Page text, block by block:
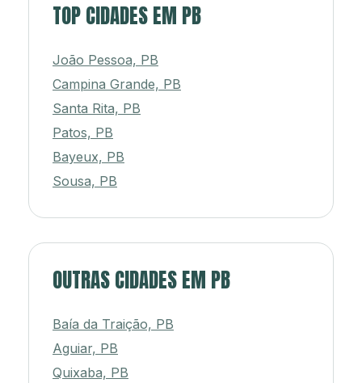
TOP CIDADES EM PB
João Pessoa, PB
Campina Grande, PB
Santa Rita, PB
Patos, PB
Bayeux, PB
Sousa, PB
OUTRAS CIDADES EM PB
Baía da Traição, PB
Aguiar, PB
Quixaba, PB